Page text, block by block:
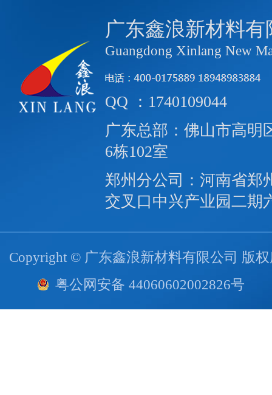
广东鑫浪新材料有
Guangdong Xinlang New
QQ ：1740109044
广东总部：佛山市高明
6栋102室
郑州分公司：河南省郑
交叉口中兴产业园二期
Copyright © 广东鑫浪新材料有限公司 版
粤公网安备 44060602002826号